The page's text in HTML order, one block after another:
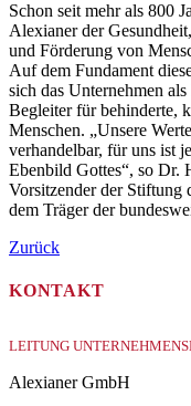
Schon seit mehr als 800
Alexianer der
und Förderung von
Auf dem Fundament
sich das Unternehmen als
Begleiter für behinderte,
Menschen. „Unsere
verhandelbar, für uns ist
Ebenbild Gottes“, so Dr.
Vorsitzender der Stiftung
dem Träger der
Zurück
KONTAKT
LEITUNG
Alexianer GmbH